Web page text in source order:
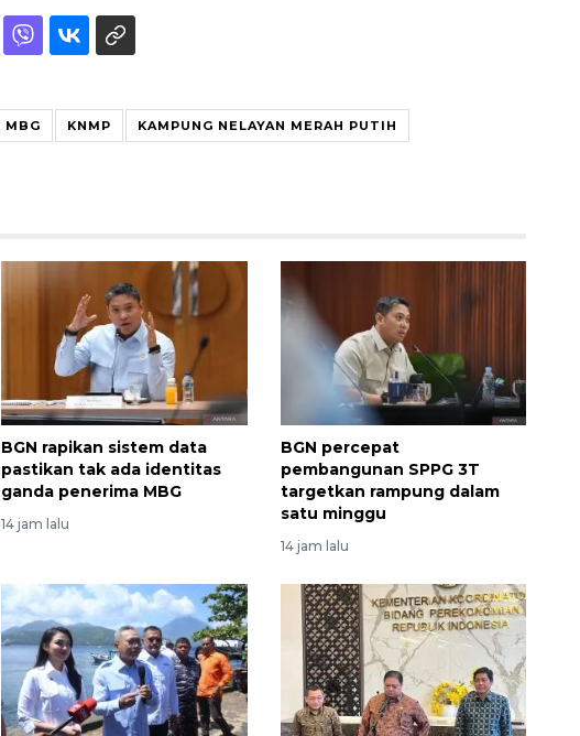
MBG KNMP KAMPUNG NELAYAN MERAH PUTIH
BGN rapikan sistem data
pastikan tak ada identitas
ganda penerima MBG
14 jam lalu
BGN percepat
pembangunan SPPG 3T
targetkan rampung dalam
satu minggu
14 jam lalu